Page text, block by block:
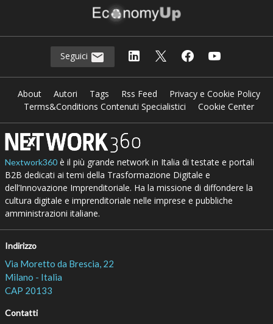
Seguici
About Autori Tags Rss Feed
Privacy e Cookie Policy
Terms&Conditions Contenuti Specialistici
Cookie Center
Nextwork360è il più grande network in Italia di testate e portali
B2B dedicati ai temi della Trasformazione Digitale e
dell’Innovazione Imprenditoriale. Ha la missione di diffondere la
cultura digitale e imprenditoriale nelle imprese e pubbliche
amministrazioni italiane.
Indirizzo
Via Moretto da Brescia, 22
Milano - Italia
CAP 20133
Contatti